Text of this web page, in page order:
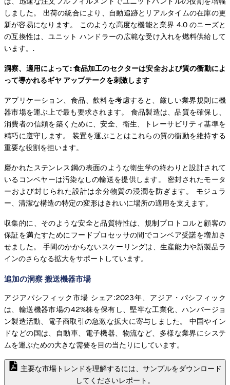
しました。 出荷の統合により、自動追跡とリアルタイムの在庫の更
新が容易になります。 このような高度な機能と業界 4.0 のニーズと
の互換性は、ユニット ハンドラーの広範な受け入れを燃料供給して
います。.
洞察、適用によって: 食品加工のセクターは安全および質の衝動によ
って導かれるギヤ アップテークを刺激します
アプリケーション、食品、飲料を考慮すると、厳しい業界規則に機
器市場を運ぶ上で最も要求されます。 食品製造は、品質を確保し、
消費者の信頼を築くために、安全、衛生、トレーサビリティ基準を
精巧に遵守します。 装置を運ぶことはこれらの質の衝動を維持する
重要な役割を担います。
磨かれたステンレス鋼の表面のような衛生学の終わりと設計されて
いるコンベヤーは汚染なしの輸送を提供します。 密封されたモータ
ーおよび封じられた設計は余分物質の浸潤を防ぎます。 モジュラ
ー、清潔な構造の特定の変形はきれいに場所の適用を支えます。
収集的に、そのような安全と品質特性は、規制プロトコルと顧客の
保証を満たすためにフードプロセッサの間でコンベア受諾を増加さ
せました。 手間のかからないスケーリングは、生産能力や新製品ラ
インのさらなる拡大をサポートしています。
追加の洞察 搬送機器市場
アジアパシフィック市場 シェア:2023年、アジア・パシフィック
は、輸送機器市場の42%株を保有し、堅牢な工業化、ハンバージョ
ン製造活動、電子商取引の急激な拡大に寄与しました。 中国やイン
ドなどの国は、自動車、電子機器、物流など、多様な業界にシステ
ムを運ぶための大きな需要を目の当たりにしています。
主要な市場トレンドを理解するには、サンプルをダウンロード
してくださいレポート。